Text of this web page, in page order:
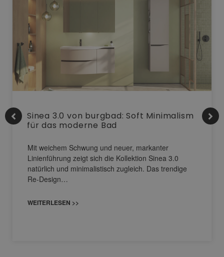
Sinea 3.0 von burgbad: Soft Minimalism
für das moderne Bad
Mit weichem Schwung und neuer, markanter
Linienführung zeigt sich die Kollektion Sinea 3.0
natürlich und minimalistisch zugleich. Das trendige
Re-Design…
WEITERLESEN >>